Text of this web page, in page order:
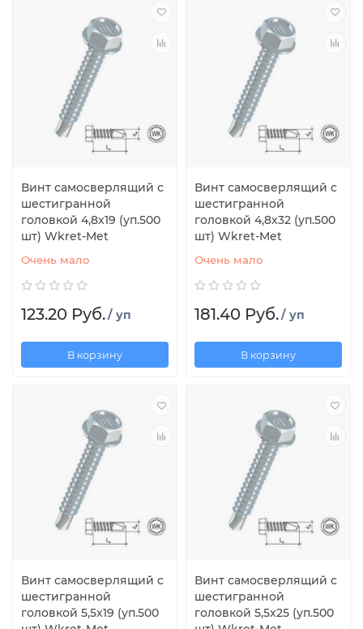
Винт самосверлящий с
шестигранной
головкой 4,8x19 (уп.500
шт) Wkret-Met
Очень мало
123.20 Руб./ уп
В корзину
Винт самосверлящий с
шестигранной
головкой 4,8x32 (уп.500
шт) Wkret-Met
Очень мало
181.40 Руб./ уп
В корзину
Винт самосверлящий с
шестигранной
головкой 5,5x19 (уп.500
Винт самосверлящий с
шестигранной
головкой 5,5x25 (уп.500